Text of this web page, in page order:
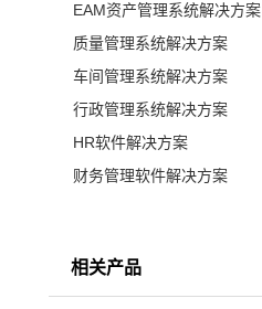
EAM资产管理系统解决方案
质量管理系统解决方案
车间管理系统解决方案
行政管理系统解决方案
HR软件解决方案
财务管理软件解决方案
相关产品